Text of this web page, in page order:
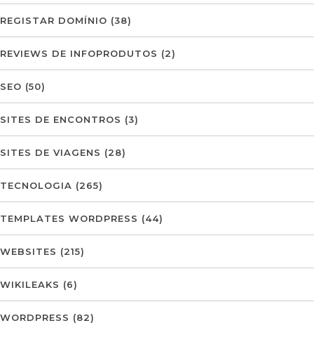
REGISTAR DOMÍNIO (38)
REVIEWS DE INFOPRODUTOS (2)
SEO (50)
SITES DE ENCONTROS (3)
SITES DE VIAGENS (28)
TECNOLOGIA (265)
TEMPLATES WORDPRESS (44)
WEBSITES (215)
WIKILEAKS (6)
WORDPRESS (82)